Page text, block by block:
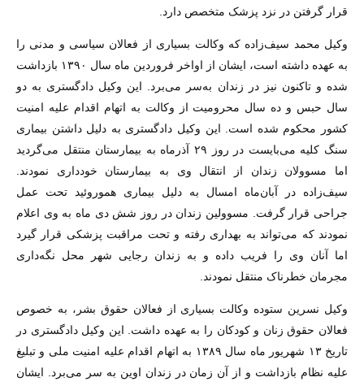
قرار گرفتن در نزد پزشک متخصص دارد.
وکیل محمد سیف‌زاده که وکالت بسیاری از فعالان سیاسی و مدنی را
به عهده داشته است، ایشان از اواخر فروردین ماه سال ۱۳۹۰ بازداشت
شده و تا‌کنون نیز در زندان به‌سر می‌برد. این وکیل دادگستری به دو
سال حبس و ده سال محرومیت از وکالت به اتهام اقدام علیه امنیت
کشور محکوم شده است. این وکیل دادگستری به دلیل داشتن بیماری
سنگ کلیه می‌بایست در روز ۲۹ آذرماه به بیمارستان منتقل می‌گردید
اما مسوولان زندان از انتقال وی به بیمارستان خودداری نمودند.
سیف‌زاده در آبان‌ماه امسال به دلیل بیماری هموروئید تحت عمل
جراحی قرار گرفت. مسوولین زندان در روز شش دی ماه به وی اعلام
نمودند که می‌تواند به بهداری رفته و تحت مراقبت پزشکی قرار گیرد
اما آنان وی را فریب داده و به زندان رجایی شهر محل نگه‌داری
مجرمان خطرناک منتقل نمودند.
وکیل نسرین ستوده وکالت بسیاری از فعالان حقوق بشر، به خصوص
فعالان حقوق زنان و کودکان را به عهده داشت. این وکیل دادگستری در
تاریخ ۱۳ شهریور ماه سال ۱۳۸۹ به اتهام اقدام علیه امنیت ملی و تبلیغ
علیه نظام بازداشت و از آن زمان در زندان اوین به سر می‌برد. ایشان